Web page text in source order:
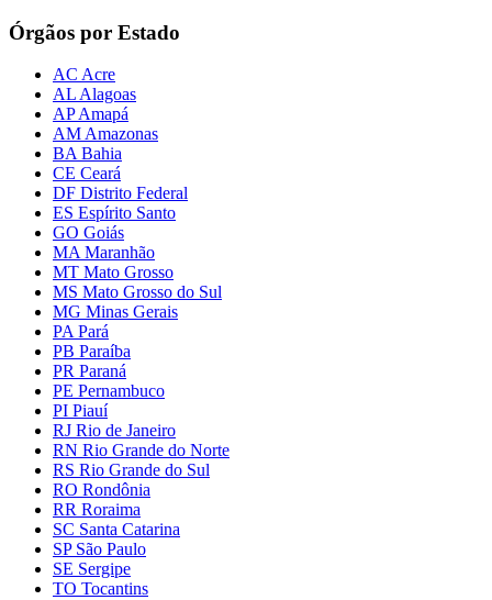
Órgãos por Estado
AC Acre
AL Alagoas
AP Amapá
AM Amazonas
BA Bahia
CE Ceará
DF Distrito Federal
ES Espírito Santo
GO Goiás
MA Maranhão
MT Mato Grosso
MS Mato Grosso do Sul
MG Minas Gerais
PA Pará
PB Paraíba
PR Paraná
PE Pernambuco
PI Piauí
RJ Rio de Janeiro
RN Rio Grande do Norte
RS Rio Grande do Sul
RO Rondônia
RR Roraima
SC Santa Catarina
SP São Paulo
SE Sergipe
TO Tocantins